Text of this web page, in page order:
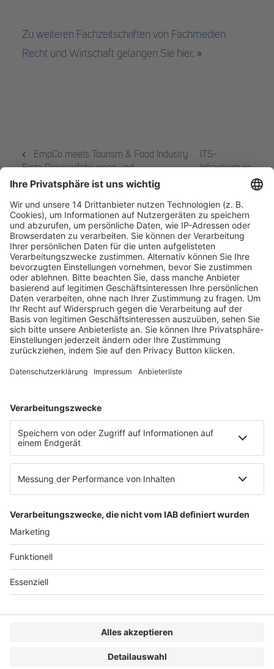
Zu weiteren Fachzeitschriften von Fachmedien
Recht und Wirtschaft gelangen Sie hier. »
EmpCo meets Tourism & Food Industry
Erste Praxiserfahrungen und
Handlungsempfehlungen nach Inkrafttreten
ITS-
Infrastructure
Fachmedien Recht und Wirtschaft
Ein Fachbereich der
dfv Mediengruppe
Mainzer Landstr. 251
60326 Frankfurt am Main
E-Mail:info@ruw.de
Web:https://www.ruw.de
AGB
Datenschutzerklärung
Genderhinweis
Cookie-Einstellungen